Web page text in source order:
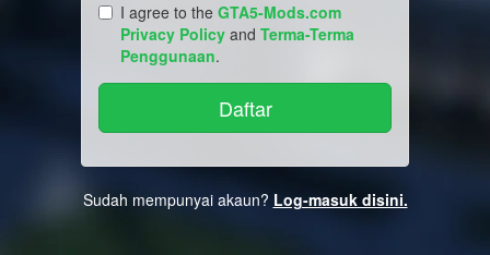
I agree to the GTA5-Mods.com
Privacy Policy and Terma-Terma
Penggunaan.
Sudah mempunyai akaun? Log-masuk disini.